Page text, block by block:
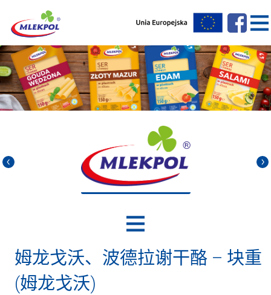
姆龙戈沃、波德拉谢干酪 – 块重
(姆龙戈沃)